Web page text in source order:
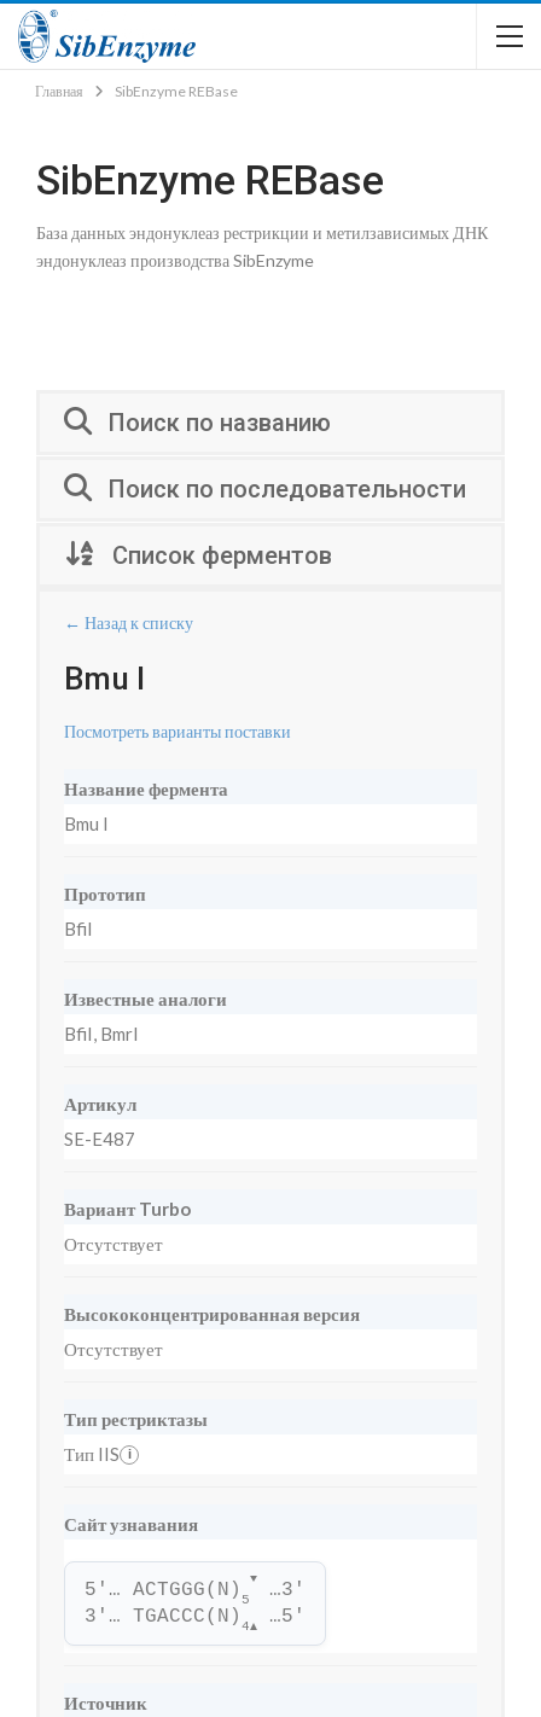
Главная SibEnzyme REBase
SibEnzyme REBase
База данных эндонуклеаз рестрикции и метилзависимых ДНК
эндонуклеаз производства SibEnzyme
Поиск по названию
Поиск по последовательности
Список ферментов
← Назад к списку
Bmu I
Посмотреть варианты поставки
Название фермента
Bmu I
Прототип
BfiI
Известные аналоги
BfiI, BmrI
Артикул
SE-E487
Вариант Turbo
Отсутствует
Высококонцентрированная версия
Отсутствует
Тип рестриктазы
Тип IIS
i
Сайт узнавания
5'… ACTGGG(N) 5
▼
…3'
3'… TGACCC(N) 4▲ …5'
Источник